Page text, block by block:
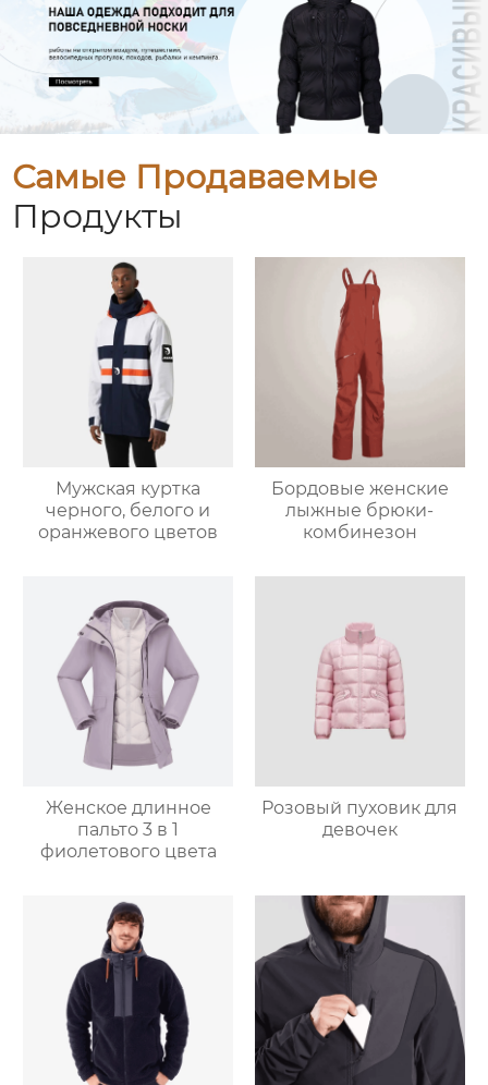
Самые Продаваемые
Продукты
Мужская куртка
черного, белого и
оранжевого цветов
Бордовые женские
лыжные брюки-
комбинезон
Женское длинное
пальто 3 в 1
фиолетового цвета
Розовый пуховик для
девочек